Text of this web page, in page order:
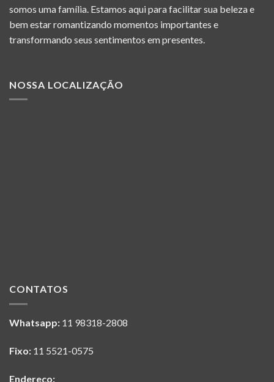
somos uma família. Estamos aqui para facilitar sua beleza e
bem estar romantizando momentos importantes e
transformando seus sentimentos em presentes.
NOSSA LOCALIZAÇÃO
CONTATOS
Whatsapp: 11 98318-2808
Fixo: 11 5521-0575
Endereço: